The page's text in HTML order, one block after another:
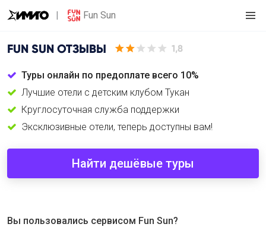
Fun Sun
FUN SUN ОТЗЫВЫ 1,8
Туры онлайн по предоплате всего 10%
Лучшие отели с детским клубом Тукан
Круглосуточная служба поддержки
Эксклюзивные отели, теперь доступны вам!
Найти дешёвые туры
Вы пользовались сервисом Fun Sun?